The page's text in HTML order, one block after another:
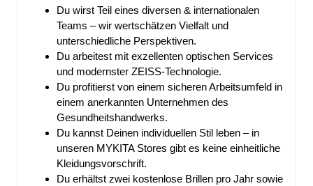
Du wirst Teil eines diversen & internationalen
Teams – wir wertschätzen Vielfalt und
unterschiedliche Perspektiven.
Du arbeitest mit exzellenten optischen Services
und modernster ZEISS-Technologie.
Du profitierst von einem sicheren Arbeitsumfeld in
einem anerkannten Unternehmen des
Gesundheitshandwerks.
Du kannst Deinen individuellen Stil leben – in
unseren MYKITA Stores gibt es keine einheitliche
Kleidungsvorschrift.
Du erhältst zwei kostenlose Brillen pro Jahr sowie